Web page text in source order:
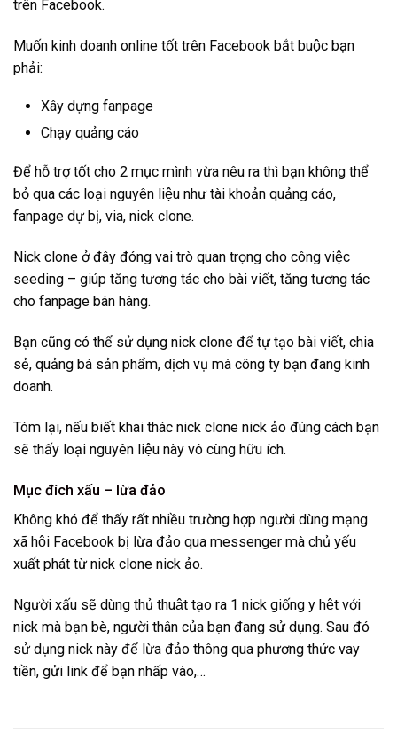
trên Facebook.
Muốn kinh doanh online tốt trên Facebook bắt buộc bạn
phải:
Xây dựng fanpage
Chạy quảng cáo
Để hỗ trợ tốt cho 2 mục mình vừa nêu ra thì bạn không thể
bỏ qua các loại nguyên liệu như tài khoản quảng cáo,
fanpage dự bị, via, nick clone.
Nick clone ở đây đóng vai trò quan trọng cho công việc
seeding – giúp tăng tương tác cho bài viết, tăng tương tác
cho fanpage bán hàng.
Bạn cũng có thể sử dụng nick clone để tự tạo bài viết, chia
sẻ, quảng bá sản phẩm, dịch vụ mà công ty bạn đang kinh
doanh.
Tóm lại, nếu biết khai thác nick clone nick ảo đúng cách bạn
sẽ thấy loại nguyên liệu này vô cùng hữu ích.
Mục đích xấu – lừa đảo
Không khó để thấy rất nhiều trường hợp người dùng mạng
xã hội Facebook bị lừa đảo qua messenger mà chủ yếu
xuất phát từ nick clone nick ảo.
Người xấu sẽ dùng thủ thuật tạo ra 1 nick giống y hệt với
nick mà bạn bè, người thân của bạn đang sử dụng. Sau đó
sử dụng nick này để lừa đảo thông qua phương thức vay
tiền, gửi link để bạn nhấp vào,…